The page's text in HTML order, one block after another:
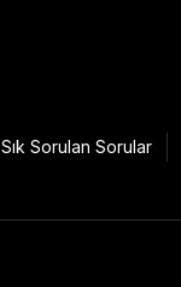
Sık Sorulan Sorular